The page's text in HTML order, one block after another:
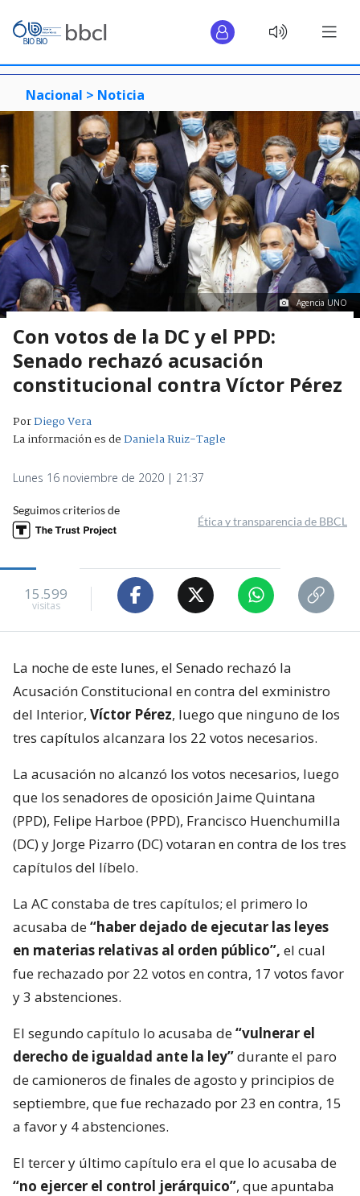
Nacional > Noticia
Agencia UNO
Con votos de la DC y el PPD:
Senado rechazó acusación
constitucional contra Víctor Pérez
PorDiego Vera
La información es deDaniela Ruiz-Tagle
Lunes 16 noviembre de 2020 | 21:37
Seguimos criterios de
Ética y transparencia de BBCL
15.599
visitas
La noche de este lunes, el Senado rechazó la
Acusación Constitucional en contra del exministro
del Interior, Víctor Pérez, luego que ninguno de los
tres capítulos alcanzara los 22 votos necesarios.
La acusación no alcanzó los votos necesarios, luego
que los senadores de oposición Jaime Quintana
(PPD), Felipe Harboe (PPD), Francisco Huenchumilla
(DC) y Jorge Pizarro (DC) votaran en contra de los tres
capítulos del líbelo.
La AC constaba de tres capítulos; el primero lo
acusaba de“haber dejado de ejecutar las leyes
en materias relativas al orden público”, el cual
fue rechazado por 22 votos en contra, 17 votos favor
y 3 abstenciones.
El segundo capítulo lo acusaba de“vulnerar el
derecho de igualdad ante la ley”durante el paro
de camioneros de finales de agosto y principios de
septiembre, que fue rechazado por 23 en contra, 15
a favor y 4 abstenciones.
El tercer y último capítulo era el que lo acusaba de
“no ejercer el control jerárquico”, que apuntaba